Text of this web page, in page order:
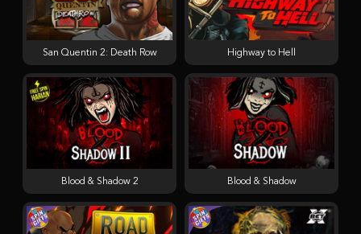
Highway to Hell
San Quentin 2: Death Row
Blood & Shadow
Blood & Shadow 2